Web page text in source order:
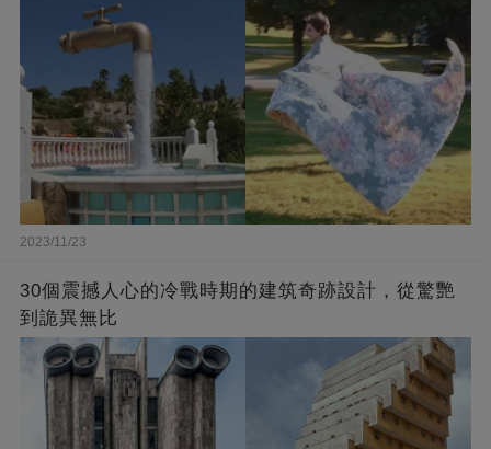
2023/11/23
30個震撼人心的冷戰時期的建筑奇跡設計，從驚艷
到詭異無比